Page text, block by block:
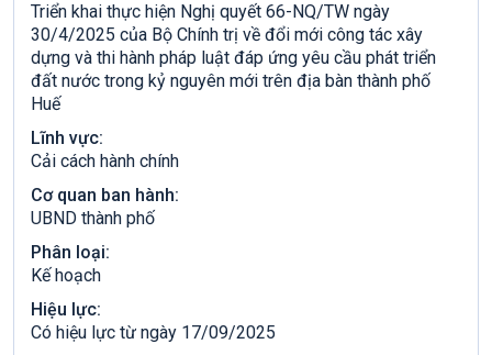
Triển khai thực hiện Nghị quyết 66-NQ/TW ngày
30/4/2025 của Bộ Chính trị về đổi mới công tác xây
dựng và thi hành pháp luật đáp ứng yêu cầu phát triển
đất nước trong kỷ nguyên mới trên địa bàn thành phố
Huế
Lĩnh vực:
Cải cách hành chính
Cơ quan ban hành:
UBND thành phố
Phân loại:
Kế hoạch
Hiệu lực:
Có hiệu lực từ ngày 17/09/2025